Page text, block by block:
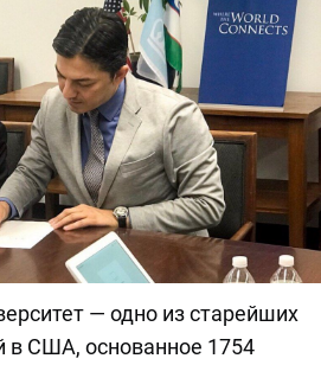
— одно из старейших
в США, основанное 1754